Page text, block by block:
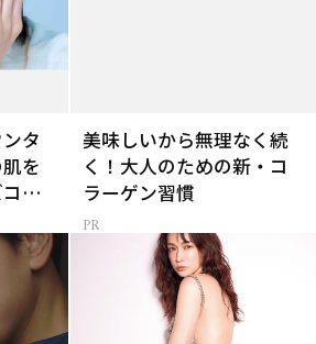
タ
を
ス
美味しいから無理なく続
く！大人のための新・コ
ラーゲン習慣